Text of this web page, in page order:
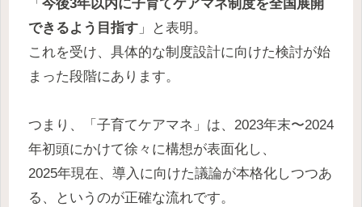
「 今後3年以内に子育てケアマネ制度を全国展開
できるよう目指す 」と表明。
これを受け、具体的な制度設計に向けた検討が始
まった段階にあります。
つまり、「子育てケアマネ」は、2023年末〜2024
年初頭にかけて徐々に構想が表面化し、
2025年現在、導入に向けた議論が本格化しつつあ
る、というのが正確な流れです。